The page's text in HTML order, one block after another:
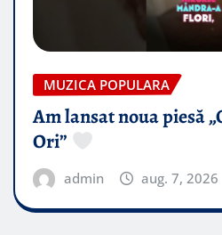
MUZICA POPULARA
Am lansat noua piesă
Ori”
admin aug. 7, 2026